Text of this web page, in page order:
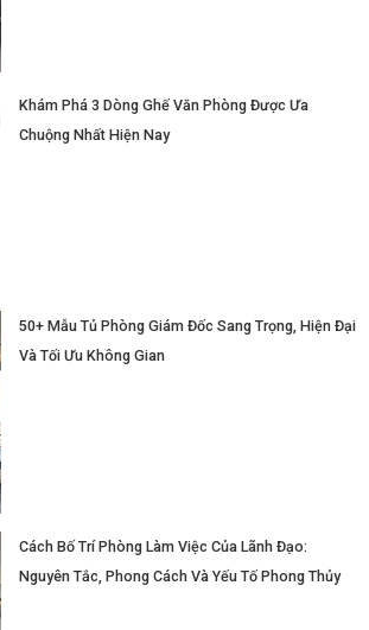
Khám Phá 3 Dòng Ghế Văn Phòng Được Ưa
Chuộng Nhất Hiện Nay
50+ Mẫu Tủ Phòng Giám Đốc Sang Trọng, Hiện Đại
Và Tối Ưu Không Gian
Cách Bố Trí Phòng Làm Việc Của Lãnh Đạo:
Nguyên Tắc, Phong Cách Và Yếu Tố Phong Thủy